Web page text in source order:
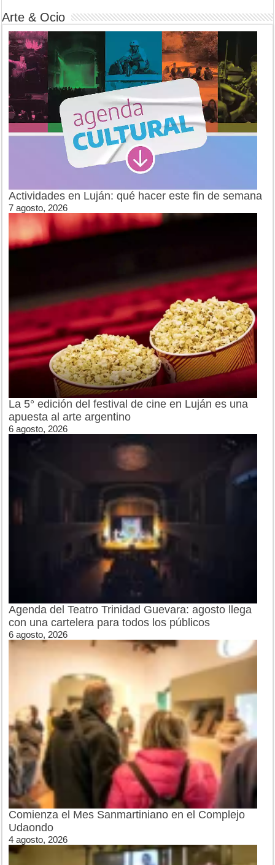
Arte & Ocio
Actividades en Luján: qué hacer este fin de semana
7 agosto, 2026
La 5° edición del festival de cine en Luján es una
apuesta al arte argentino
6 agosto, 2026
Agenda del Teatro Trinidad Guevara: agosto llega
con una cartelera para todos los públicos
6 agosto, 2026
Comienza el Mes Sanmartiniano en el Complejo
Udaondo
4 agosto, 2026